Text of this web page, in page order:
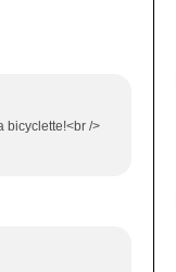
bicyclette!<br />